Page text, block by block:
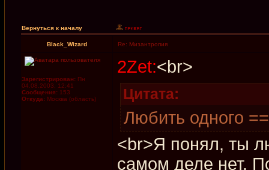
Вернуться к началу
Black_Wizard Re: Мизантропия
Зарегистрирован: Пн
04.08.2003, 12:41
Сообщения: 153
Откуда: Москва (область)
2Zet:<br>
Цитата:
Любить одного
<br>Я понял, ты
самом деле нет.